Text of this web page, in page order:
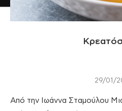
29/01/
Από την Ιωάννα Σταμούλου